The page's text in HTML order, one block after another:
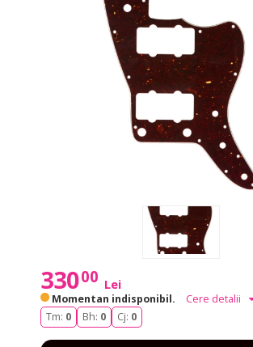
33000 Lei
Momentan indisponibil.
Cere detalii
Tm: 0 Bh: 0 Cj: 0